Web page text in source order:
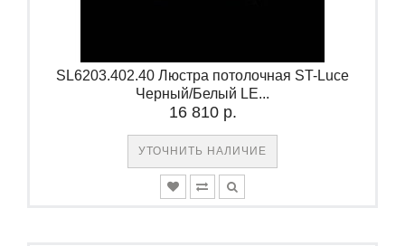
SL6203.402.40 Люстра потолочная ST-Luce
Черный/Белый LE...
16 810 р.
УТОЧНИТЬ НАЛИЧИЕ